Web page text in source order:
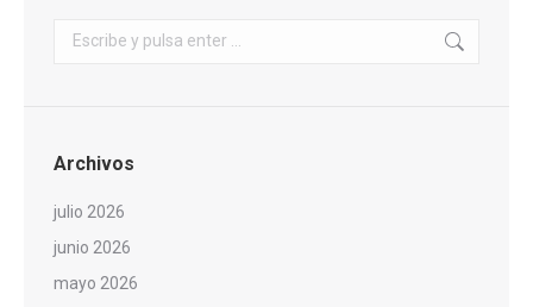
Buscar:
Archivos
julio 2026
junio 2026
mayo 2026